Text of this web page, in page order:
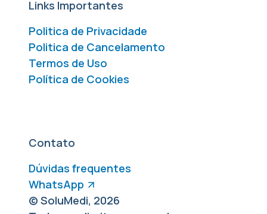
Links Importantes
Politica de Privacidade
Politica de Cancelamento
Termos de Uso
Política de Cookies
Contato
Dúvidas frequentes
WhatsApp
© SoluMedi, 2026